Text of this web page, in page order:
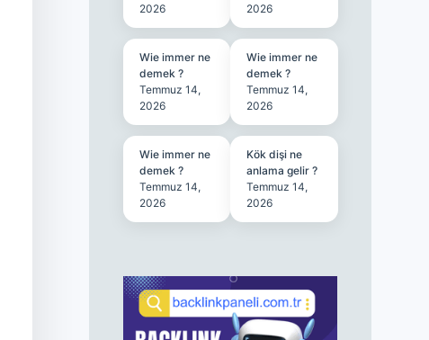
2026
2026
Wie immer ne
demek ?
Temmuz 14,
2026
Wie immer ne
demek ?
Temmuz 14,
2026
Wie immer ne
demek ?
Temmuz 14,
2026
Kök dişi ne
anlama gelir ?
Temmuz 14,
2026